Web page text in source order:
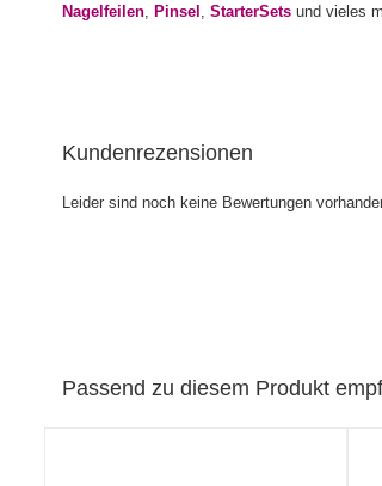
Nagelfeilen, Pinsel , StarterSets und vieles
Kundenrezensionen
Leider sind noch keine Bewertungen
Passend zu diesem Produkt